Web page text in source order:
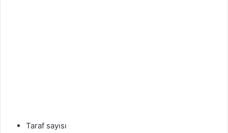
Taraf sayısı